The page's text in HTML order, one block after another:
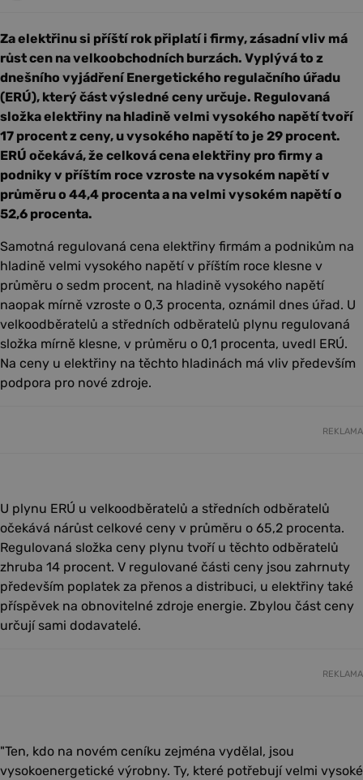
Za elektřinu si příští rok připlatí i firmy, zásadní vliv má
růst cen na velkoobchodních burzách. Vyplývá to z
dnešního vyjádření Energetického regulačního úřadu
(ERÚ), který část výsledné ceny určuje. Regulovaná
složka elektřiny na hladině velmi vysokého napětí tvoří
17 procent z ceny, u vysokého napětí to je 29 procent.
ERÚ očekává, že celková cena elektřiny pro firmy a
podniky v příštím roce vzroste na vysokém napětí v
průměru o 44,4 procenta a na velmi vysokém napětí o
52,6 procenta.
Samotná regulovaná cena elektřiny firmám a podnikům na
hladině velmi vysokého napětí v příštím roce klesne v
průměru o sedm procent, na hladině vysokého napětí
naopak mírně vzroste o 0,3 procenta, oznámil dnes úřad. U
velkoodběratelů a středních odběratelů plynu regulovaná
složka mírně klesne, v průměru o 0,1 procenta, uvedl ERÚ.
Na ceny u elektřiny na těchto hladinách má vliv především
podpora pro nové zdroje.
REKLAMA
U plynu ERÚ u velkoodběratelů a středních odběratelů
očekává nárůst celkové ceny v průměru o 65,2 procenta.
Regulovaná složka ceny plynu tvoří u těchto odběratelů
zhruba 14 procent. V regulované části ceny jsou zahrnuty
především poplatek za přenos a distribuci, u elektřiny také
příspěvek na obnovitelné zdroje energie. Zbylou část ceny
určují sami dodavatelé.
REKLAMA
"Ten, kdo na novém ceníku zejména vydělal, jsou
vysokoenergetické výrobny. Ty, které potřebují velmi vysoké